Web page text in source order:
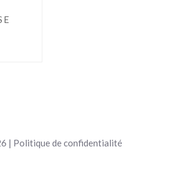
| Politique de confidentialité